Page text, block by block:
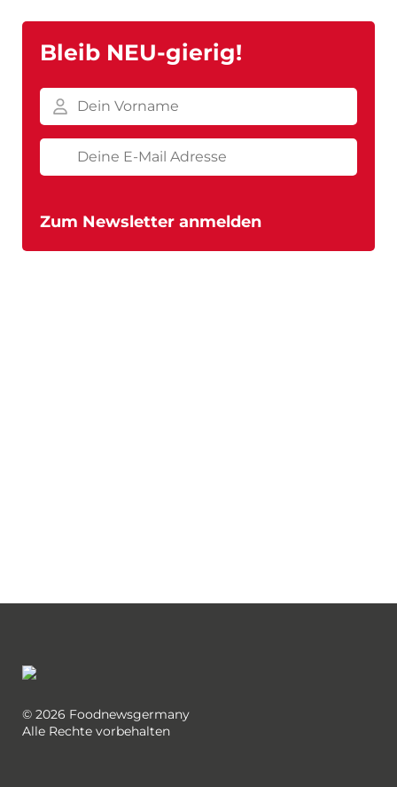
Bleib NEU-gierig!
© 2026 Foodnewsgermany
Alle Rechte vorbehalten